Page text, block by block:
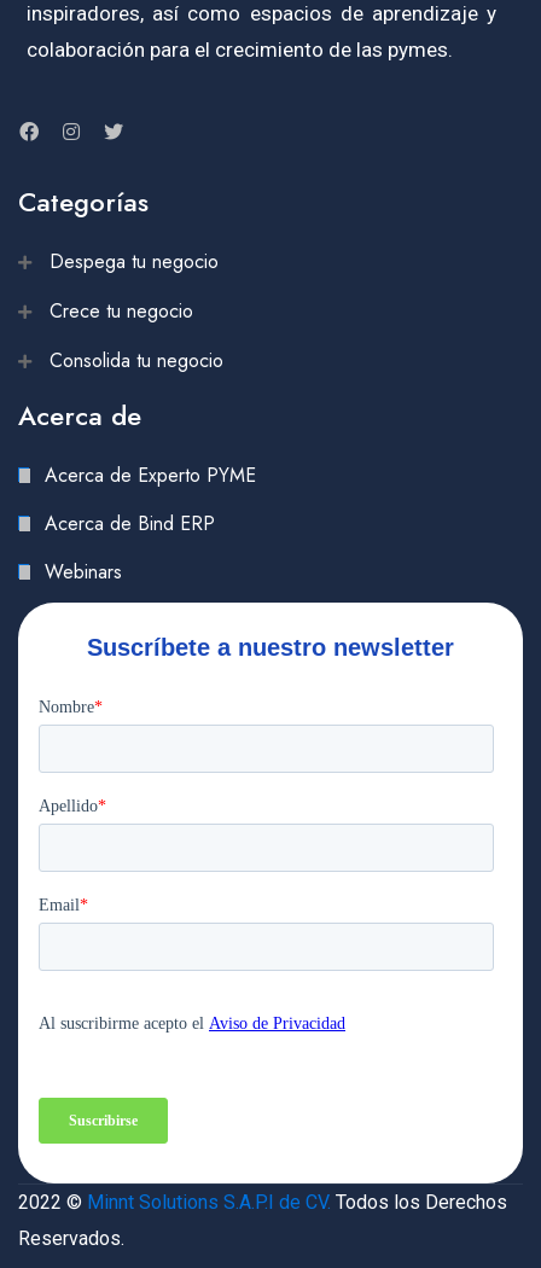
inspiradores, así como espacios de aprendizaje y
colaboración para el crecimiento de las pymes.
Categorías
Despega tu negocio
Crece tu negocio
Consolida tu negocio
Acerca de
Acerca de Experto PYME
Acerca de Bind ERP
Webinars
Suscríbete a nuestro newsletter
2022 © Minnt Solutions S.A.P.I de CV. Todos los Derechos
Reservados.